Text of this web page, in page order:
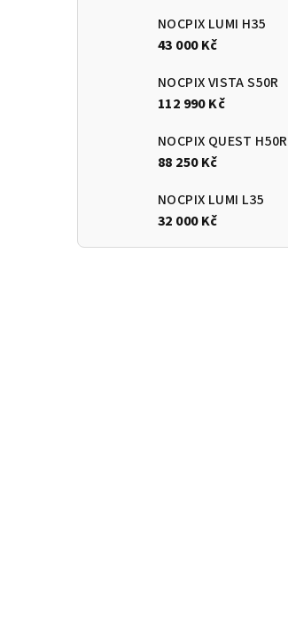
NOCPIX LUMI H35
43 000 Kč
NOCPIX VISTA S50R
112 990 Kč
NOCPIX QUEST H50R
88 250 Kč
NOCPIX LUMI L35
32 000 Kč